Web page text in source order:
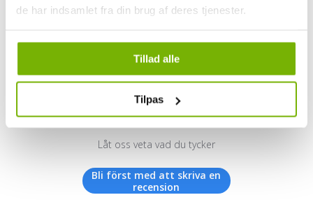
de har indsamlet fra din brug af deres tjenester.
Tillad alle
Tilpas
Vi letar efter stjärnor!
Låt oss veta vad du tycker
Bli först med att skriva en
recension